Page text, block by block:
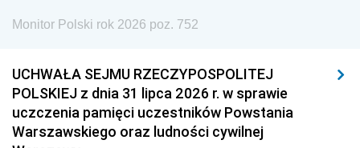
Monitor Polski rok 2026 poz. 752
UCHWAŁA SEJMU RZECZYPOSPOLITEJ
POLSKIEJ z dnia 31 lipca 2026 r. w sprawie
uczczenia pamięci uczestników Powstania
Warszawskiego oraz ludności cywilnej